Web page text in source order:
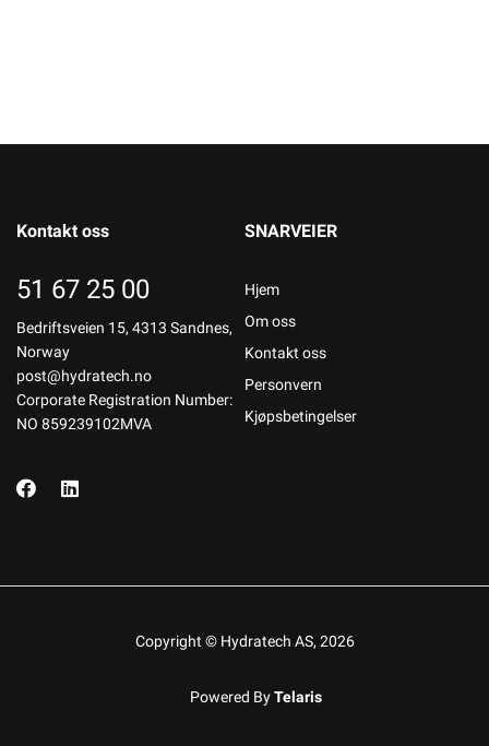
Kontakt oss
51 67 25 00
Bedriftsveien 15, 4313 Sandnes,
Norway
post@hydratech.no
Corporate Registration Number:
NO 859239102MVA
SNARVEIER
Hjem
Om oss
Kontakt oss
Personvern
Kjøpsbetingelser
Copyright © Hydratech AS, 2026
Powered ByTelaris